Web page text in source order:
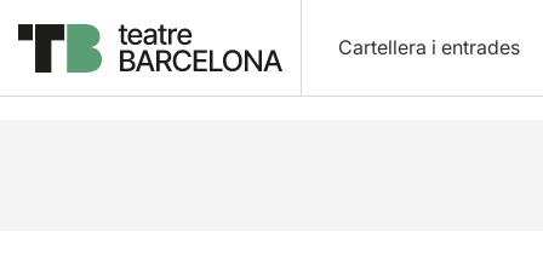
Cartellera i entrades